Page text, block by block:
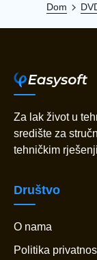
Dom
Za lak život u
središte za
tehničkim
Društvo
O nama
Politika